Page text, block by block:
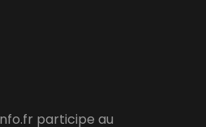
participe au